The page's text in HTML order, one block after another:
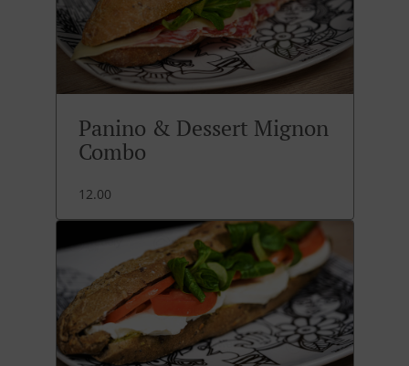
Panino & Dessert Mignon
Combo
12.00